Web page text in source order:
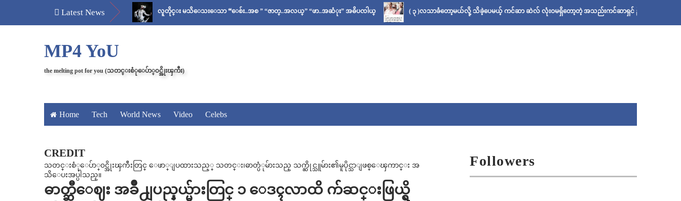
Latest News
မန်ကျည်းချဉ် သိပ်နည်း လူတိုင္း မသိေသးေသာ “ေစ်း..အစ ” “ဇာတ္..အလယ္” “ဖာ..အဆံုး” အဓိပၸါယ္ ( ၃ )လသာခံတော့မယ်လို့ သိခဲ့ပေမယ့် ကင်ဆာ ဆဲလ် လုံးဝမရှိတော့တဲ့ အသည်းကင်ဆာရှင် ဦးစိုးသန်းရဲ့ ဆေးနည်း
MP4 YoU
the melting pot for you (သတင္းစံုေပ်ာ္၀င္အိုးၾကီး)
Home Tech World News Video Celebs
CREDIT
သတင္းစံုေပ်ာ္၀င္အိုးၾကီးတြင္ ေဖာ္ျပထားသည့္ သတင္း၊ဓာတ္ပံုမ်ားသည္ သက္ဆိုင္သူမ်ား၏မူပိုင္သာျဖစ္ေၾကာင္း အ
သိေပးအပ္ပါသည္။
ဓာတ္ဆီေဈး အခ်ိဳ႕ျပည္နယ္မ်ားတြင္ ၁ ေဒၚလာထိ က်ဆင္းဖြယ္ရွိ
Followers